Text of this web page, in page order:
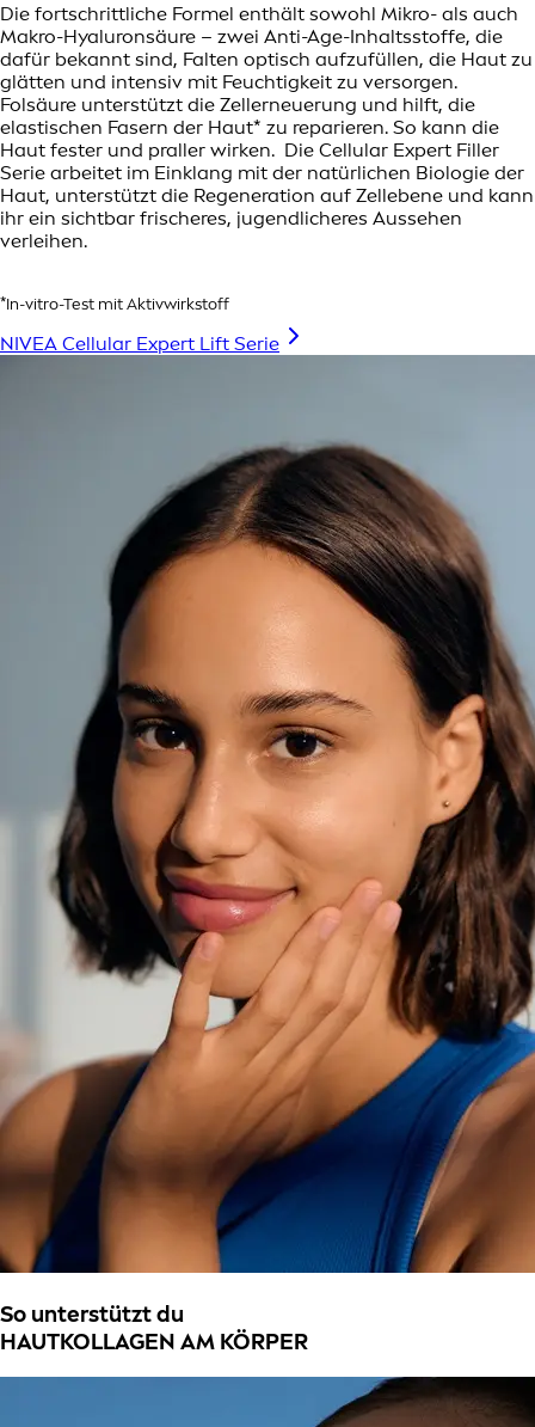
Die fortschrittliche Formel enthält sowohl Mikro- als auch
Makro-Hyaluronsäure – zwei Anti-Age-Inhaltsstoffe, die
dafür bekannt sind, Falten optisch aufzufüllen, die Haut zu
glätten und intensiv mit Feuchtigkeit zu versorgen.
Folsäure unterstützt die Zellerneuerung und hilft, die
elastischen Fasern der Haut* zu reparieren. So kann die
Haut fester und praller wirken. Die Cellular Expert Filler
Serie arbeitet im Einklang mit der natürlichen Biologie der
Haut, unterstützt die Regeneration auf Zellebene und kann
ihr ein sichtbar frischeres, jugendlicheres Aussehen
verleihen.
*In-vitro-Test mit Aktivwirkstoff
NIVEA Cellular Expert Lift Serie
So unterstützt du
HAUTKOLLAGEN AM KÖRPER